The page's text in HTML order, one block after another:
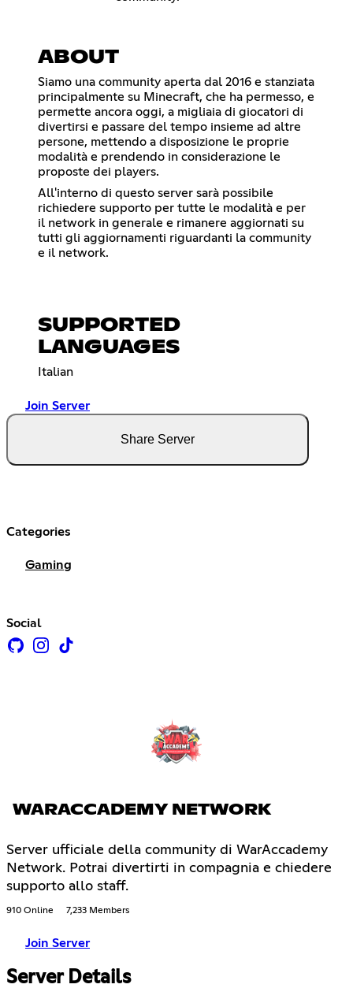
ABOUT
Siamo una community aperta dal 2016 e stanziata
principalmente su Minecraft, che ha permesso, e
permette ancora oggi, a migliaia di giocatori di
divertirsi e passare del tempo insieme ad altre
persone, mettendo a disposizione le proprie
modalità e prendendo in considerazione le
proposte dei players.
All'interno di questo server sarà possibile
richiedere supporto per tutte le modalità e per
il network in generale e rimanere aggiornati su
tutti gli aggiornamenti riguardanti la community
e il network.
SUPPORTED
LANGUAGES
Italian
Join Server
Share Server
Categories
Gaming
Social
WARACCADEMY NETWORK
Server ufficiale della community di WarAccademy
Network. Potrai divertirti in compagnia e chiedere
supporto allo staff.
910 Online 7,233 Members
Join Server
Server Details